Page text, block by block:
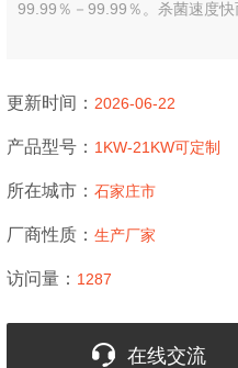
99.99％－99.99％。杀菌速度快
更新时间： 2026-06-22
产品型号： 1KW-21KW可定制
所在城市： 石家庄市
厂商性质： 生产厂家
访问量： 1287
在线交流